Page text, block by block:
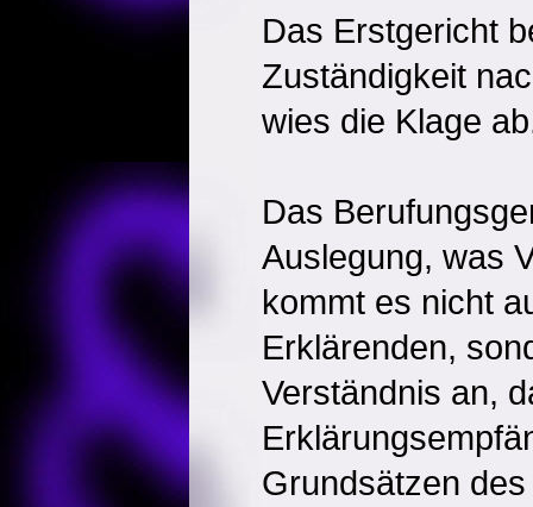
Das Erstgericht
Zuständigkeit
wies die Klage
Das
Auslegung, was
kommt es nicht
Erklärenden,
Verständnis an,
Grundsätzen